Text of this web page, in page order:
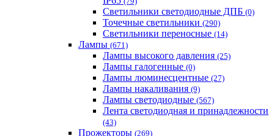
Светильники светодиодные ДПБ (0)
Точечные светильники (290)
Светильники переносные (14)
Лампы (671)
Лампы высокого давления (25)
Лампы галогенные (0)
Лампы люминесцентные (27)
Лампы накаливания (9)
Лампы светодиодные (567)
Лента светодиодная и принадлежности
(43)
Прожекторы (269)